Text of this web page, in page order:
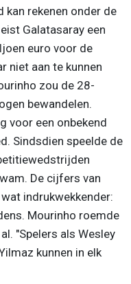
kan rekenen onder de
Galatasaray een
euro voor de
niet aan te kunnen
zou de 28-
bewandelen.
voor een onbekend
Sindsdien speelde de
De cijfers van
indrukwekkender:
Mourinho roemde
"Spelers als Wesley
kunnen in elk